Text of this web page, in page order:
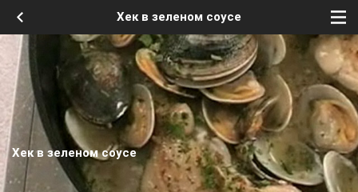
Хек в зеленом соусе
Хек в зеленом соусе